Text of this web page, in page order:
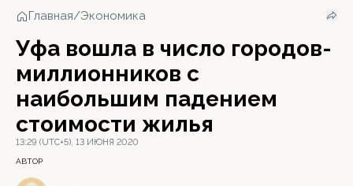
Главная/Экономика
Уфа вошла в число городов-
миллионников с
наибольшим падением
стоимости жилья
13:29 (UTC+5), 13 ИЮНЯ 2020
АВТОР